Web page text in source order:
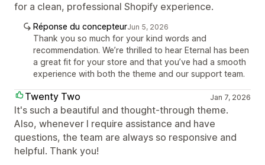
for a clean, professional Shopify experience.
Réponse du concepteurJun 5, 2026
Thank you so much for your kind words and
recommendation. We’re thrilled to hear Eternal has been
a great fit for your store and that you’ve had a smooth
experience with both the theme and our support team.
Twenty Two Jan 7, 2026
It's such a beautiful and thought-through theme.
Also, whenever I require assistance and have
questions, the team are always so responsive and
helpful. Thank you!